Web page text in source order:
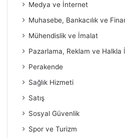
Medya ve İnternet
Muhasebe, Bankacılık ve
Mühendislik ve İmalat
Pazarlama, Reklam ve Halkla
Perakende
Sağlık Hizmeti
Satış
Sosyal Güvenlik
Spor ve Turizm